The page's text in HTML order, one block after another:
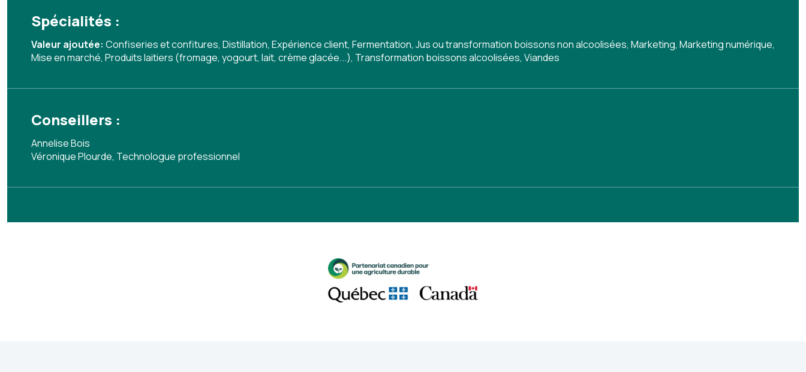
Spécialités :
Valeur ajoutée: Confiseries et confitures, Distillation, Expérience client, Fermentation, Jus ou transformation boissons non alcoolisées, Marketing, Marketing numérique,
Mise en marché, Produits laitiers (fromage, yogourt, lait, crème glacée...), Transformation boissons alcoolisées, Viandes
Conseillers :
Annelise Bois
Véronique Plourde, Technologue professionnel